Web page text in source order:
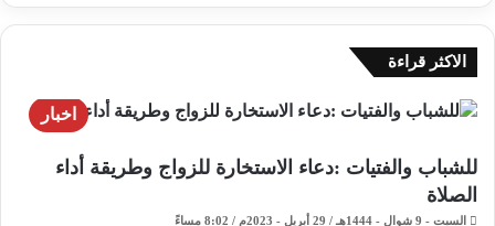
الاكثر قراءة
اخبار
للشباب والفتيات :دعاء الاستخارة للزواج وطريقة أداء
الصلاة
السبت - 9 شوال - 1444هـ / 29 أبريل - 2023م / 8:02 مساءً